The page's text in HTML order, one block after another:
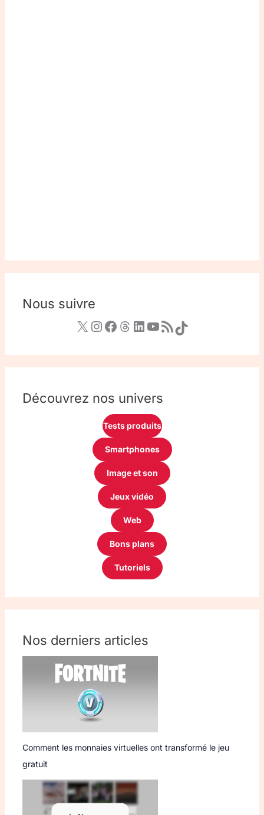
Nous suivre
Découvrez nos univers
Tests produits
Smartphones
Image et son
Jeux vidéo
Web
Bons plans
Tutoriels
Nos derniers articles
Comment les monnaies virtuelles ont transformé le jeu
gratuit